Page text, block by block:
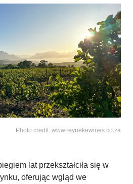
Photo credit: www.reynekewines.co.za
lat przekształciła się w
oferując wgląd we